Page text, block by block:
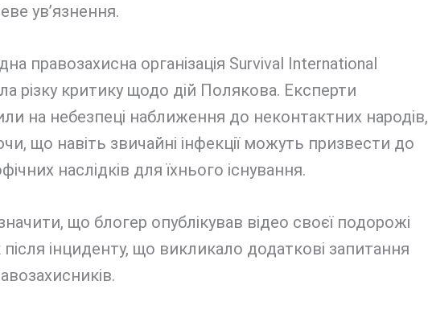
ув’язнення.
правозахисна організація Survival International
різку критику щодо дій Полякова. Експерти
на небезпеці наближення до неконтактних народів,
що навіть звичайні інфекції можуть призвести до
наслідків для їхнього існування.
що блогер опублікував відео своєї подорожі
після інциденту, що викликало додаткові запитання